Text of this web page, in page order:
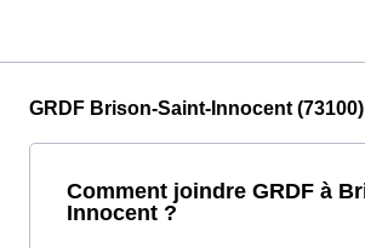
GRDF Brison-Saint-Innocent (73100)
Comment joindre GRDF à
Innocent ?